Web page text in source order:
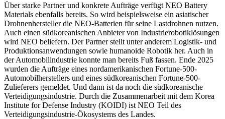
Über starke Partner und konkrete Aufträge verfügt NEO Battery
Materials ebenfalls bereits. So wird beispielsweise ein asiatischer
Drohnenhersteller die NEO-Batterien für seine Lastdrohnen nutzen.
Auch einen südkoreanischen Anbieter von Industrierobotiklösungen
wird NEO beliefern. Der Partner stellt unter anderem Logistik- und
Produktionsanwendungen sowie humanoide Robotik her. Auch in
der Automobilindustrie konnte man bereits Fuß fassen. Ende 2025
wurden die Aufträge eines nordamerikanischen Fortune-500-
Automobilherstellers und eines südkoreanischen Fortune-500-
Zulieferers gemeldet. Und dann ist da noch die südkoreanische
Verteidigungsindustrie. Durch die Zusammenarbeit mit dem Korea
Institute for Defense Industry (KOIDI) ist NEO Teil des
Verteidigungsindustrie-Ökosystems des Landes.